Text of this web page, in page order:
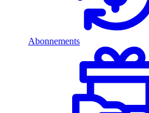
Abonnements